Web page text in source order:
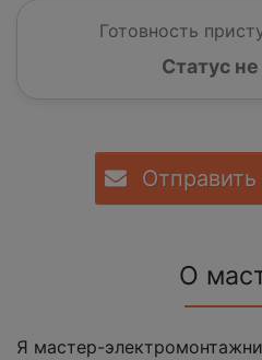
Готовность
Статус не
О
Я мастер-